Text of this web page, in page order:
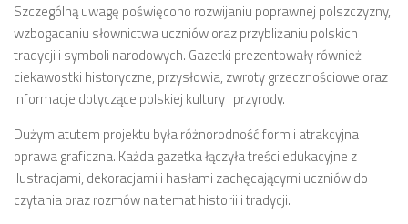
Szczególną uwagę poświęcono rozwijaniu poprawnej polszczyzny,
wzbogacaniu słownictwa uczniów oraz przybliżaniu polskich
tradycji i symboli narodowych. Gazetki prezentowały również
ciekawostki historyczne, przysłowia, zwroty grzecznościowe oraz
informacje dotyczące polskiej kultury i przyrody.
Dużym atutem projektu była różnorodność form i atrakcyjna
oprawa graficzna. Każda gazetka łączyła treści edukacyjne z
ilustracjami, dekoracjami i hasłami zachęcającymi uczniów do
czytania oraz rozmów na temat historii i tradycji.